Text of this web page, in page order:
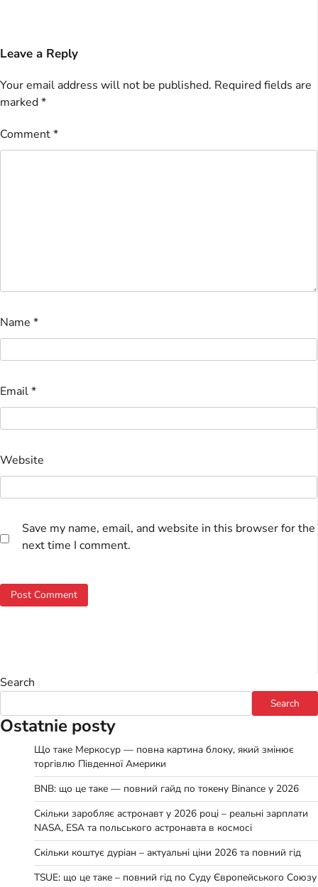
Leave a Reply
Your email address will not be published. Required fields are
marked*
Comment*
Name *
Email*
Website
Save my name, email, and website in this browser for the
next time I comment.
Search
Search
Ostatnie posty
Що таке Меркосур — повна картина блоку, який змінює
торгівлю Південної Америки
BNB: що це таке — повний гайд по токену Binance у 2026
Скільки заробляє астронавт у 2026 році – реальні зарплати
NASA, ESA та польського астронавта в космосі
Скільки коштує дуріан – актуальні ціни 2026 та повний гід
TSUE: що це таке – повний гід по Суду Європейського Союзу